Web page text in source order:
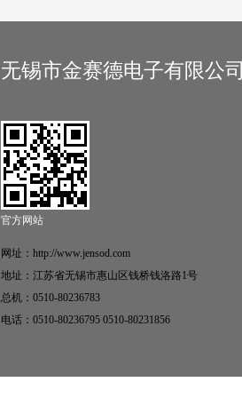
无锡市金赛德电子有限公司
官方网站
网址：http://www.jensod.com
地址：江苏省无锡市惠山区钱桥钱洛路1号
总机：0510-80236783
电话：0510-80236795 0510-80231856